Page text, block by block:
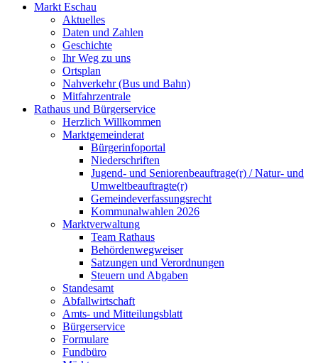
Markt Eschau
Aktuelles
Daten und Zahlen
Geschichte
Ihr Weg zu uns
Ortsplan
Nahverkehr (Bus und Bahn)
Mitfahrzentrale
Rathaus und Bürgerservice
Herzlich Willkommen
Marktgemeinderat
Bürgerinfoportal
Niederschriften
Jugend- und Seniorenbeauftrage(r) / Natur- und
Umweltbeauftragte(r)
Gemeindeverfassungsrecht
Kommunalwahlen 2026
Marktverwaltung
Team Rathaus
Behördenwegweiser
Satzungen und Verordnungen
Steuern und Abgaben
Standesamt
Abfallwirtschaft
Amts- und Mitteilungsblatt
Bürgerservice
Formulare
Fundbüro